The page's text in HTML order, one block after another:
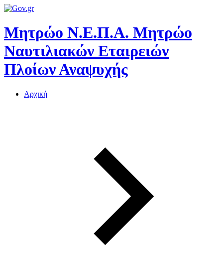
Μητρώο Ν.Ε.Π.Α. Μητρώο
Ναυτιλιακών Εταιρειών
Πλοίων Αναψυχής
Αρχική